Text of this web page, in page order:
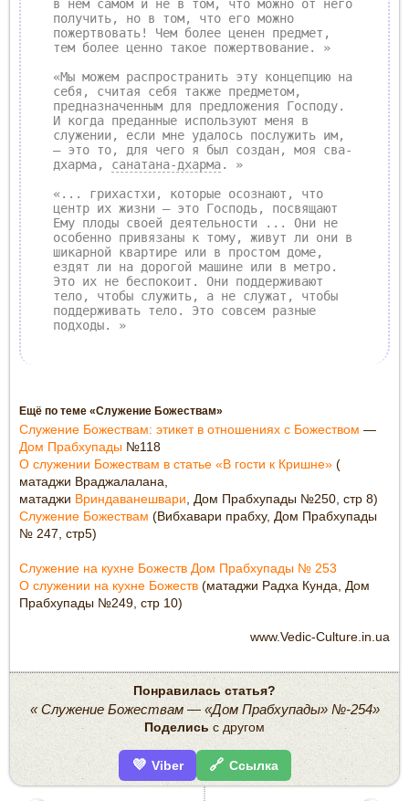
в нём самом и не в том, что можно от него
получить, но в том, что его можно
пожертвовать! Чем более ценен предмет,
тем более ценно такое пожертвование. »
«Мы можем распространить эту концепцию на
себя, считая себя также предметом,
предназначенным для предложения Господу.
И когда преданные используют меня в
служении, если мне удалось послужить им,
– это то, для чего я был создан, моя сва-
дхарма, санатана-дхарма. »
«... грихастхи, которые осознают, что
центр их жизни – это Господь, посвящают
Ему плоды своей деятельности ... Они не
особенно привязаны к тому, живут ли они в
шикарной квартире или в простом доме,
ездят ли на дорогой машине или в метро.
Это их не беспокоит. Они поддерживают
тело, чтобы служить, а не служат, чтобы
поддерживать тело. Это совсем разные
подходы. »
Ещё по теме «Служение Божествам»
Служение Божествам: этикет в отношениях с Божеством —
Дом Прабхупады №118
О служении Божествам в статье «В гости к Кришне» (
матаджи Враджалалана,
матаджи Вриндаванешвари , Дом Прабхупады №250, стр 8)
Служение Божествам (Вибхавари прабху, Дом Прабхупады
№ 247, стр5)
Служение на кухне Божеств Дом Прабхупады № 253
О служении на кухне Божеств (матаджи Радха Кунда, Дом
Прабхупады №249, стр 10)
www.Vedic-Culture.in.ua
Понравилась статья?
« Служение Божествам — «Дом Прабхупады» №-254»
Поделись с другом
💜 Viber 🔗 Ссылка